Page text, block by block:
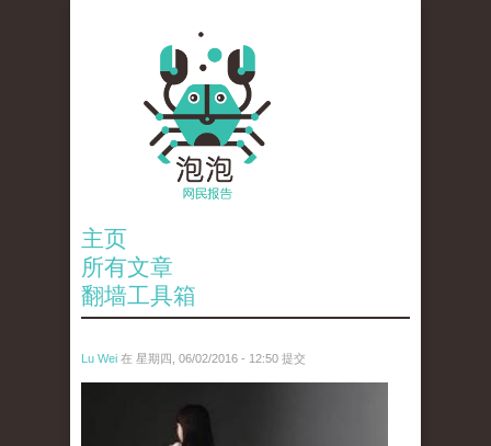
主页
所有文章
翻墙工具箱
Lu Wei 在 星期四, 06/02/2016 - 12:50 提交